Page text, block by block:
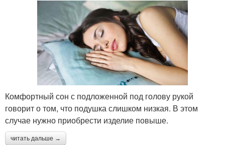
Комфортный сон с подложенной под голову рукой
говорит о том, что подушка слишком низкая. В этом
случае нужно приобрести изделие повыше.
читать дальше →